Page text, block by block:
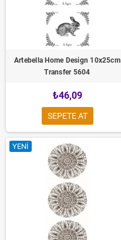
Artebella Home Design 10x25cm
Transfer 5604
₺46,09
SEPETE AT
YENI